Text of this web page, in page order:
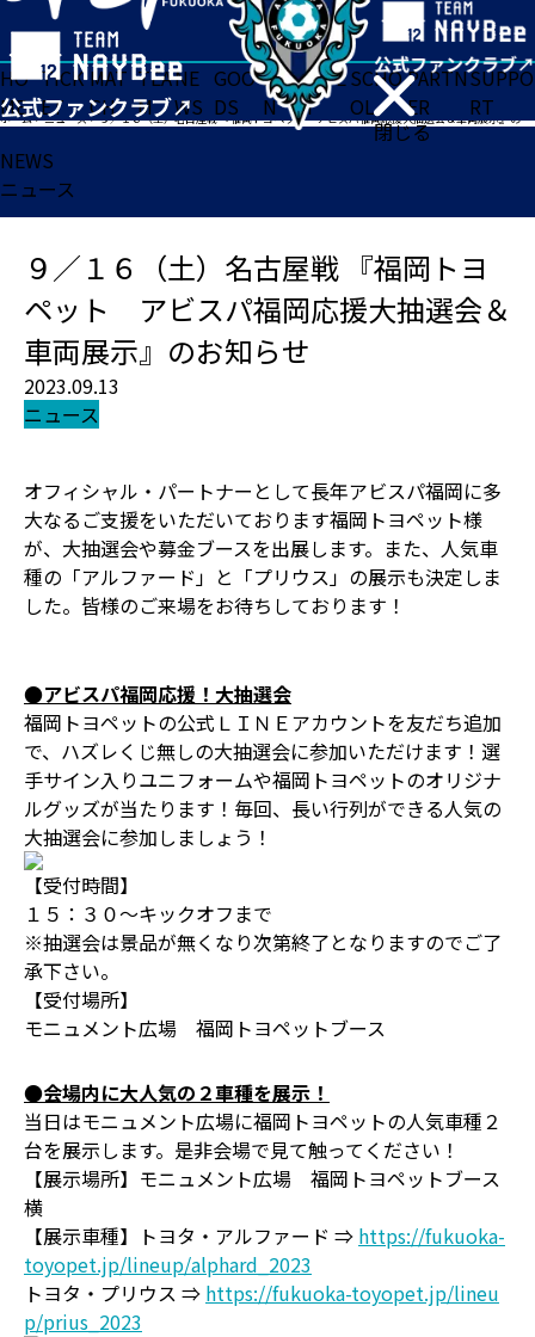
閉じる
HO
ME
TICK
ET
MAT
CH
TEA
M
NE
WS
GOO
DS
FA
N
ACADE
MY
SCHO
OL
PARTN
ER
SUPPO
RT
ホーム>ニュース>９／１６（土）名古屋戦 『福岡トヨペット アビスパ福岡応援大抽選会＆車両展示』のお知らせ
NEWS
ニュース
９／１６（土）名古屋戦 『福岡トヨ
ペット アビスパ福岡応援大抽選会＆
車両展示』のお知らせ
2023.09.13
ニュース
オフィシャル・パートナーとして長年アビスパ福岡に多
大なるご支援をいただいております福岡トヨペット様
が、大抽選会や募金ブースを出展します。また、人気車
種の「アルファード」と「プリウス」の展示も決定しま
した。皆様のご来場をお待ちしております！
●アビスパ福岡応援！大抽選会
福岡トヨペットの公式ＬＩＮＥアカウントを友だち追加
で、ハズレくじ無しの大抽選会に参加いただけます！選
手サイン入りユニフォームや福岡トヨペットのオリジナ
ルグッズが当たります！毎回、長い行列ができる人気の
大抽選会に参加しましょう！
【受付時間】
１５：３０～キックオフまで
※抽選会は景品が無くなり次第終了となりますのでご了
承下さい。
【受付場所】
モニュメント広場 福岡トヨペットブース
●会場内に大人気の２車種を展示！
当日はモニュメント広場に福岡トヨペットの人気車種２
台を展示します。是非会場で見て触ってください！
【展示場所】モニュメント広場 福岡トヨペットブース
横
【展示車種】トヨタ・アルファード ⇒ https://fukuoka-
toyopet.jp/lineup/alphard_2023
トヨタ・プリウス ⇒ https://fukuoka-toyopet.jp/lineu
p/prius_2023